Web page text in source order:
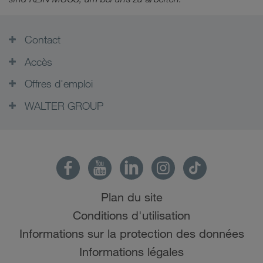
Contact
Accès
Offres d'emploi
WALTER GROUP
Plan du site
Conditions d'utilisation
Informations sur la protection des données
Informations légales